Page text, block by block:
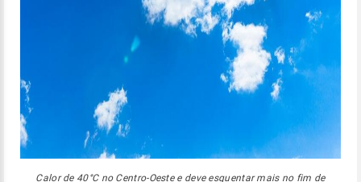
Calor de 40°C no Centro-Oeste e deve esquentar mais no fim de